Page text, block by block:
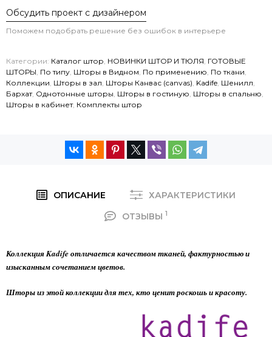
Обсудить проект с дизайнером
Поможем подобрать решение без ошибок в интерьере
Категории: Каталог штор НОВИНКИ ШТОР И ТЮЛЯ ГОТОВЫЕ
ШТОРЫ По типу Шторы в Видном По применению По ткани
Коллекции Шторы в зал Шторы Канвас (canvas) Kadife Шенилл
Бархат, Однотонные шторы Шторы в гостиную Шторы в спальню
Шторы в кабинет, Комплекты штор
ОПИСАНИЕ
ХАРАКТЕРИСТИКИ
ОТЗЫВЫ 1
Коллекция Kadife отличается качеством тканей, фактурностью и
изысканным сочетанием цветов.
Шторы из этой коллекции для тех, кто ценит роскошь и красоту.